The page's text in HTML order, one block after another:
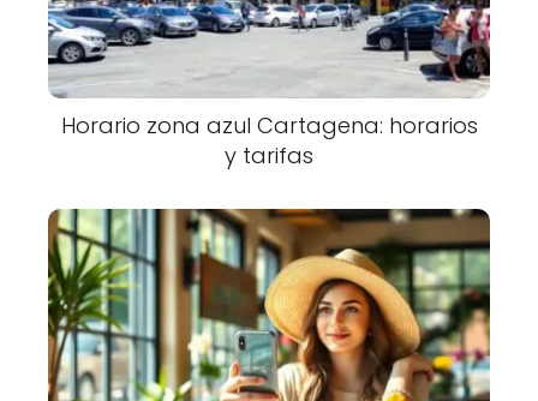
Horario zona azul Cartagena: horarios
y tarifas